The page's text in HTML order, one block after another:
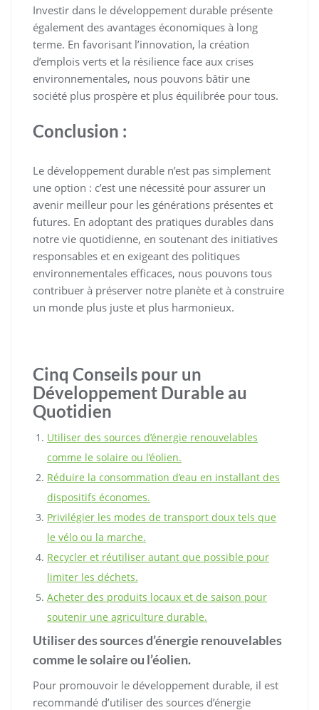
Investir dans le développement durable présente
également des avantages économiques à long
terme. En favorisant l’innovation, la création
d’emplois verts et la résilience face aux crises
environnementales, nous pouvons bâtir une
société plus prospère et plus équilibrée pour tous.
Conclusion :
Le développement durable n’est pas simplement
une option : c’est une nécessité pour assurer un
avenir meilleur pour les générations présentes et
futures. En adoptant des pratiques durables dans
notre vie quotidienne, en soutenant des initiatives
responsables et en exigeant des politiques
environnementales efficaces, nous pouvons tous
contribuer à préserver notre planète et à construire
un monde plus juste et plus harmonieux.
Cinq Conseils pour un
Développement Durable au
Quotidien
Utiliser des sources d’énergie renouvelables
comme le solaire ou l’éolien.
Réduire la consommation d’eau en installant des
dispositifs économes.
Privilégier les modes de transport doux tels que
le vélo ou la marche.
Recycler et réutiliser autant que possible pour
limiter les déchets.
Acheter des produits locaux et de saison pour
soutenir une agriculture durable.
Utiliser des sources d’énergie renouvelables
comme le solaire ou l’éolien.
Pour promouvoir le développement durable, il est
recommandé d’utiliser des sources d’énergie